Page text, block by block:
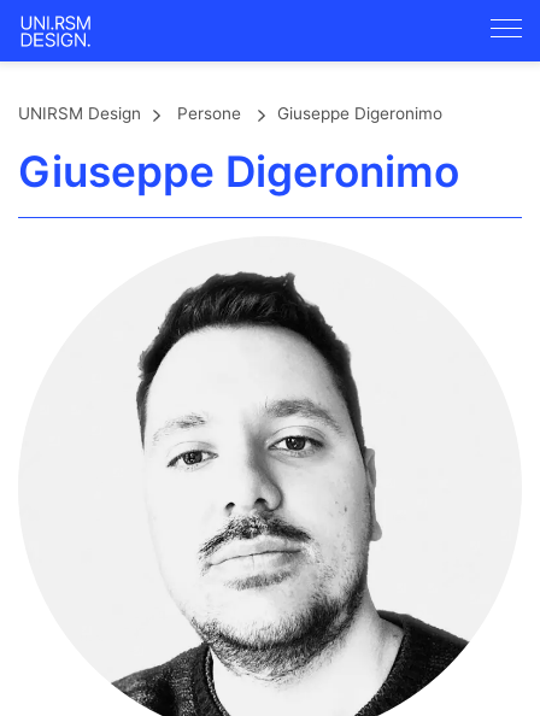
UNIRSM Design Persone Giuseppe Digeronimo
Giuseppe Digeronimo